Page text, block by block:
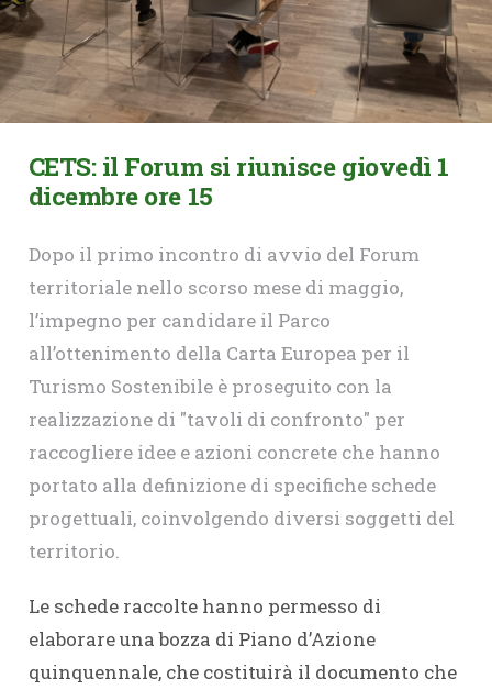
CETS: il Forum si riunisce giovedì 1
dicembre ore 15
Dopo il primo incontro di avvio del Forum
territoriale nello scorso mese di maggio,
l’impegno per candidare il Parco
all’ottenimento della Carta Europea per il
Turismo Sostenibile è proseguito con la
realizzazione di "tavoli di confronto" per
raccogliere idee e azioni concrete che hanno
portato alla definizione di specifiche schede
progettuali, coinvolgendo diversi soggetti del
territorio.
Le schede raccolte hanno permesso di
elaborare una bozza di Piano d’Azione
quinquennale, che costituirà il documento che